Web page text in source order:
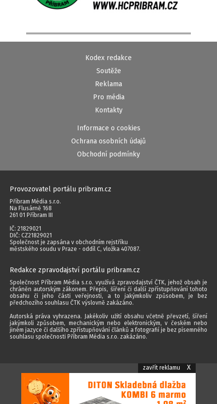
Kodex redakce
Soutěže
Reklama
Pro média
Kontakty
Informace o cookies
Ochrana osobních údajů
Obchodní podmínky
Provozovatel portálu pribram.cz
Příbram Média s.r.o.
Na Flusárně 168
261 01 Příbram III
IČ: 21829021
DIČ: CZ21829021
Společnost je zapsána v obchodním rejstříku
městského soudu v Praze - oddíl C, vložka 407087.
Redakce zpravodajství portálu pribram.cz
Společnost Příbram Média s.r.o. využívá zpravodajství ČTK, jehož obsah je
chráněn autorským zákonem. Přepis, šíření či další zpřístupňování tohoto
obsahu či jeho části veřejnosti, a to jakýmkoliv způsobem, je bez
předchozího souhlasu ČTK výslovně zakázáno.
Autorská práva vyhrazena. Jakékoliv užití obsahu včetně převzetí, šíření
jakýmkoli způsobem, mechanickým nebo elektronickým, v českém nebo
jiném jazyce či dalšího zpřístupňování článků a fotografií je bez písemného
souhlasu společnosti Příbram Média s.r.o. zakázáno.
2014 - 2026 © Příbram Média s.r.o.
webdesign | websystem | KAO.cz
zavřít reklamu X